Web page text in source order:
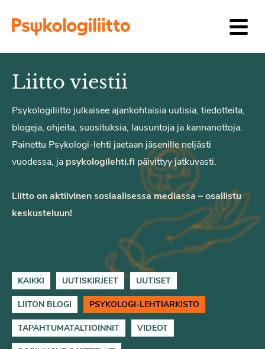
Liitto viestii
Psykologiliitto julkaisee ajankohtaisia uutisia, tiedotteita,
blogeja, ohjeita, suosituksia, lausuntoja ja kannanottoja.
Painettu Psykologi-lehti jaetaan jäsenille neljästi
vuodessa, ja psykologilehti.fi päivittyy jatkuvasti.
Liitto on aktiivinen sosiaalisessa mediassa – osallistu
keskusteluun!
KAIKKI UUTISKIRJEET UUTISET
LIITON BLOGI PSYKOLOGI-LEHTIARKISTO
TAPAHTUMATALTIOINNIT VIDEOT